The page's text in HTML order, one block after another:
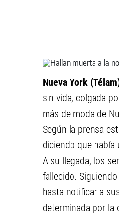
Nueva York
sin vida, colgada
más de moda de
Según la prensa
diciendo que había
A su llegada, los
fallecido.
hasta notificar a
determinada por la